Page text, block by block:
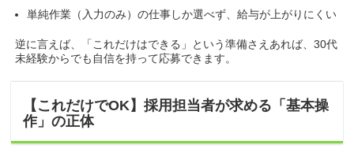
単純作業（入力のみ）の仕事しか選べず、給与が上がりにくい
逆に言えば、「これだけはできる」という準備さえあれば、30代
未経験からでも自信を持って応募できます。
【これだけでOK】採用担当者が求める「基本操
作」の正体